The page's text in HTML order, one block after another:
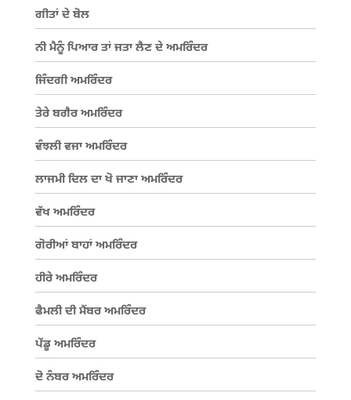
ਗੀਤਾਂ ਦੇ ਬੋਲ
ਨੀ ਮੈਨੂੰ ਪਿਆਰ ਤਾਂ ਜਤਾ ਲੈਣ ਦੇ ਅਮਰਿੰਦਰ
ਜਿੰਦਗੀ ਅਮਰਿੰਦਰ
ਤੇਰੇ ਬਗੈਰ ਅਮਰਿੰਦਰ
ਵੰਝਲੀ ਵਜਾ ਅਮਰਿੰਦਰ
ਲਾਜਮੀ ਦਿਲ ਦਾ ਖੋ ਜਾਣਾ ਅਮਰਿੰਦਰ
ਵੱਖ ਅਮਰਿੰਦਰ
ਗੋਰੀਆਂ ਬਾਹਾਂ ਅਮਰਿੰਦਰ
ਹੀਰੇ ਅਮਰਿੰਦਰ
ਫੈਮਲੀ ਦੀ ਮੈਂਬਰ ਅਮਰਿੰਦਰ
ਪੇਂਡੂ ਅਮਰਿੰਦਰ
ਦੋ ਨੰਬਰ ਅਮਰਿੰਦਰ